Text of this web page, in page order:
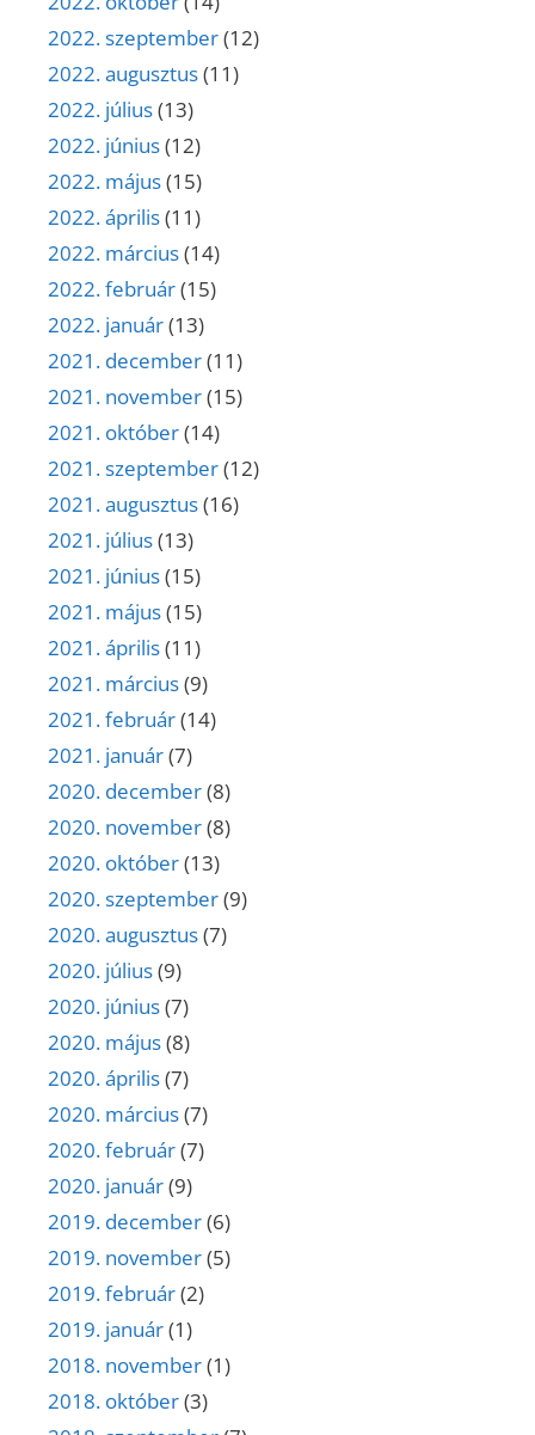
2022. szeptember(12)
2022. augusztus(11)
2022. július(13)
2022. június(12)
2022. május(15)
2022. április(11)
2022. március(14)
2022. február(15)
2022. január(13)
2021. december(11)
2021. november(15)
2021. október(14)
2021. szeptember(12)
2021. augusztus(16)
2021. július(13)
2021. június(15)
2021. május(15)
2021. április(11)
2021. március(9)
2021. február(14)
2021. január(7)
2020. december(8)
2020. november(8)
2020. október(13)
2020. szeptember(9)
2020. augusztus(7)
2020. július(9)
2020. június(7)
2020. május(8)
2020. április(7)
2020. március(7)
2020. február(7)
2020. január(9)
2019. december(6)
2019. november(5)
2019. február(2)
2019. január(1)
2018. november(1)
2018. október(3)